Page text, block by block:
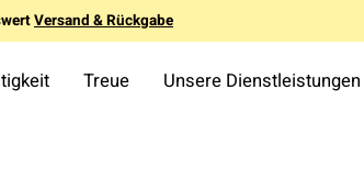
Versand & Rückgabe
Treue Unsere Dienstleistungen